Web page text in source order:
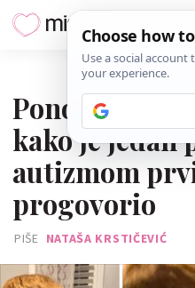
Ponos i sreća
kako je jedan
autizmom
progovorio
PIŠE NATAŠA KRSTIČEVIĆ